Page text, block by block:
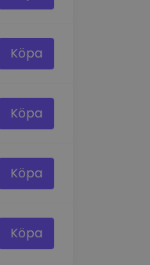
Köpa
Köpa
Köpa
Köpa